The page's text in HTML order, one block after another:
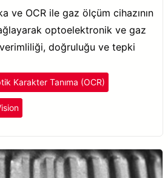
ve OCR ile gaz ölçüm cihazının
optoelektronik ve gaz
doğruluğu ve tepki
Karakter Tanıma (OCR)